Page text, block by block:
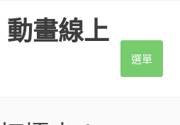
畫線上
選單